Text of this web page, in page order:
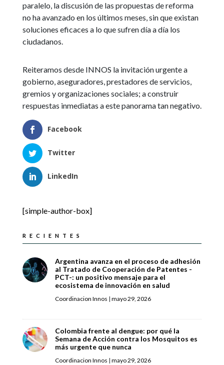
paralelo, la discusión de las propuestas de reforma
no ha avanzado en los últimos meses, sin que existan
soluciones eficaces a lo que sufren día a día los
ciudadanos.
Reiteramos desde INNOS la invitación urgente a
gobierno, aseguradores, prestadores de servicios,
gremios y organizaciones sociales; a construir
respuestas inmediatas a este panorama tan negativo.
Facebook
Twitter
LinkedIn
[simple-author-box]
RECIENTES
Argentina avanza en el proceso de adhesión
al Tratado de Cooperación de Patentes -
PCT-: un positivo mensaje para el
ecosistema de innovación en salud
Coordinacion Innos | mayo 29, 2026
Colombia frente al dengue: por qué la
Semana de Acción contra los Mosquitos es
más urgente que nunca
Coordinacion Innos | mayo 29, 2026